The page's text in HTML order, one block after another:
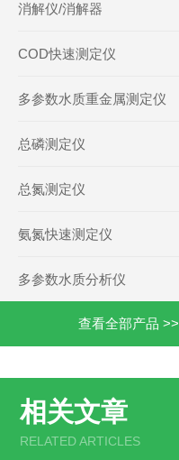
消解仪/消解器
COD快速测定仪
多参数水质重金属测定仪
总磷测定仪
总氮测定仪
氨氮快速测定仪
多参数水质分析仪
查看全部产品 >>
相关文章
RELATED ARTICLES